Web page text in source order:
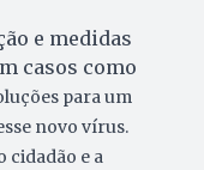
e medidas
casos como
para um
novo vírus.
cidadão e a